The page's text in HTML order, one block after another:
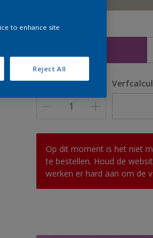
Grootte
Aantal
Op dit moment is het niet
te bestellen. Houd de
werken er hard aan om de
to enhance site
Reject All